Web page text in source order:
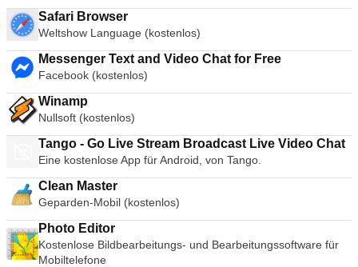
Safari Browser
Weltshow Language (kostenlos)
Messenger Text and Video Chat for Free
Facebook (kostenlos)
Winamp
Nullsoft (kostenlos)
Tango - Go Live Stream Broadcast Live Video Chat
Eine kostenlose App für Android, von Tango.
Clean Master
Geparden-Mobil (kostenlos)
Photo Editor
Kostenlose Bildbearbeitungs- und Bearbeitungssoftware für
Mobiltelefone